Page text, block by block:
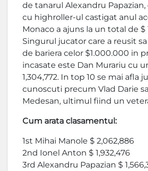
de tanarul Alexandru Papazian,
cu highroller-ul castigat anul
Monaco a ajuns la un total de $
Singurul jucator care a reusit
de bariera celor $1.000.000 in
incasate este Dan Murariu cu
1,304,772. In top 10 se mai afla
cunoscuti precum Vlad Darie
Medesan, ultimul fiind un
Cum arata clasamentul:
1st Mihai Manole $ 2,062,886
2nd Ionel Anton $ 1,932,476
3rd Alexandru Papazian $